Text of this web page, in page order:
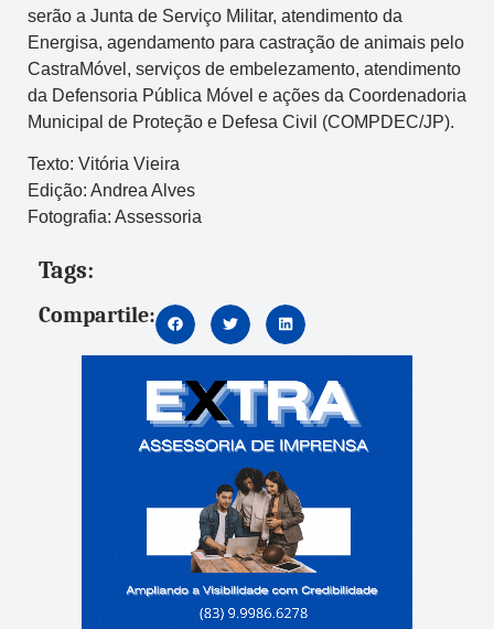
serão a Junta de Serviço Militar, atendimento da
Energisa, agendamento para castração de animais pelo
CastraMóvel, serviços de embelezamento, atendimento
da Defensoria Pública Móvel e ações da Coordenadoria
Municipal de Proteção e Defesa Civil (COMPDEC/JP).
Texto: Vitória Vieira
Edição: Andrea Alves
Fotografia: Assessoria
Tags:
Compartile: